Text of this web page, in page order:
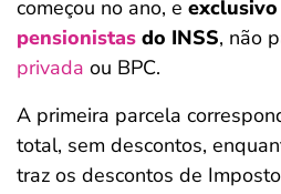
começou no ano, e
pensionistas do INSS, não
privada ou BPC.
A primeira parcela
total, sem descontos,
traz os descontos de